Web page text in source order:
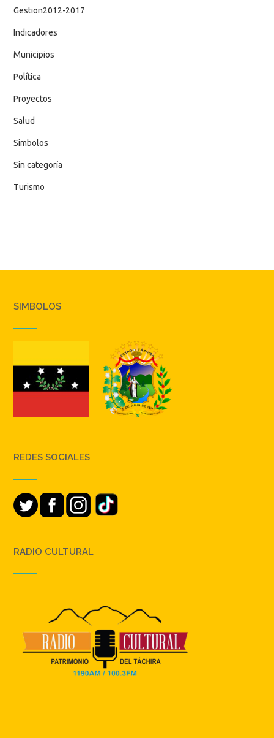
Gestion2012-2017
Indicadores
Municipios
Política
Proyectos
Salud
Simbolos
Sin categoría
Turismo
SIMBOLOS
REDES SOCIALES
RADIO CULTURAL